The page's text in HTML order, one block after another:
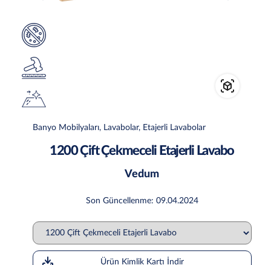
Banyo Mobilyaları, Lavabolar, Etajerli Lavabolar
1200 Çift Çekmeceli Etajerli Lavabo
Vedum
Son Güncellenme: 09.04.2024
Ürün Kimlik Kartı İndir